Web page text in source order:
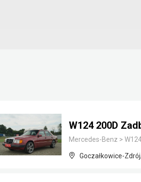
W124 200D
Mercedes-Benz >
Goczałkowice-